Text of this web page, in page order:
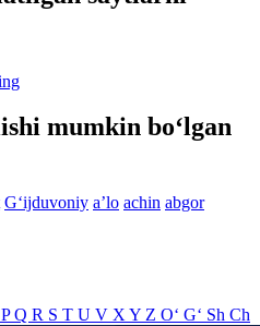
mumkin bo‘lgan
G‘ijduvoniy aʼlo achin abgor
PQ R S T U V X Y Z O‘ G‘ Sh Ch